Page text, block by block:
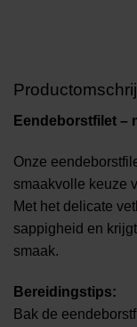
Eendeborstfilet –
Onze
smaakvolle keuze
Met het delicate
sappigheid en
smaak.
Bereidingstips:
Bak de